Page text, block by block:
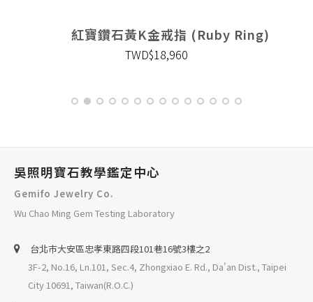
紅寶鑽石黃K金戒指 (Ruby Ring)
TWD$18,960
吳照明寶石教學鑑定中心
Gemifo Jewelry Co.
Wu Chao Ming Gem Testing Laboratory
台北巿大安區忠孝東路四段101巷16號3樓之2
3F-2, No.16, Ln.101, Sec.4, Zhongxiao E. Rd., Da'an Dist., Taipei
City 10691, Taiwan(R.O.C.)